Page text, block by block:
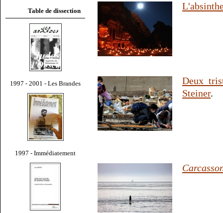
Table de dissection
1997 - 2001 - Les Brandes
1997 - Immédiatement
Deux
Steiner.